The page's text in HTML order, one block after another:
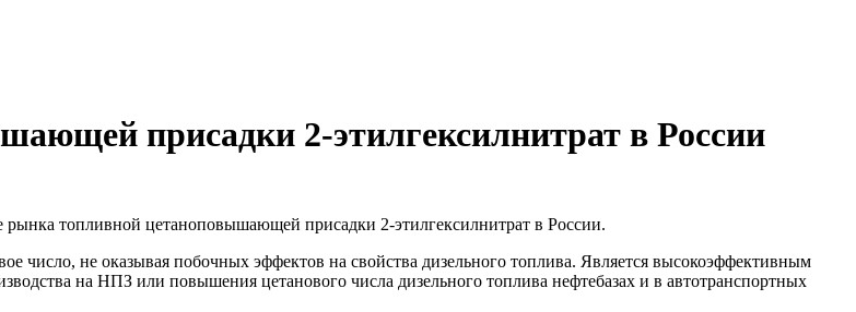
присадки 2-этилгексилнитрат в России
топливной цетаноповышающей присадки 2-этилгексилнитрат в России.
число, не оказывая побочных эффектов на свойства дизельного топлива. Является высокоэффективным
на НПЗ или повышения цетанового числа дизельного топлива нефтебазах и в автотранспортных